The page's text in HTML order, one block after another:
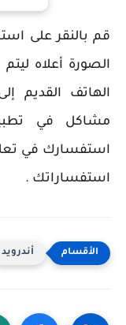
قم بالنقر على
الصورة أعلاه
الهاتف القديم
مشاكل في
استفسارك في
استفساراتك .
أندرويد